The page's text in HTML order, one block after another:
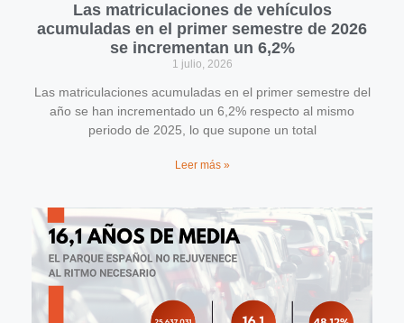
Las matriculaciones de vehículos
acumuladas en el primer semestre de 2026
se incrementan un 6,2%
1 julio, 2026
Las matriculaciones acumuladas en el primer semestre del
año se han incrementado un 6,2% respecto al mismo
periodo de 2025, lo que supone un total
Leer más »